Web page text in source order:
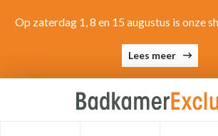
Op zaterdag 1, 8 en 15 augustus is onze
Lees meer